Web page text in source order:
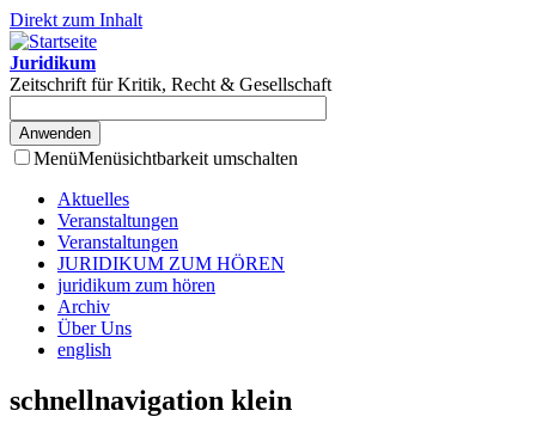
Direkt zum Inhalt
Juridikum
Zeitschrift für Kritik, Recht & Gesellschaft
MenüMenüsichtbarkeit umschalten
Aktuelles
Veranstaltungen
Veranstaltungen
JURIDIKUM ZUM HÖREN
juridikum zum hören
Archiv
Über Uns
english
schnellnavigation klein